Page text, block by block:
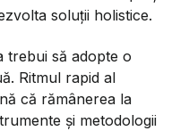
soluții holistice.
trebui să adopte o
Ritmul rapid al
că rămânerea la
și metodologii